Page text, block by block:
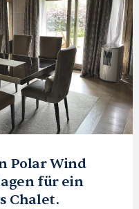
Polar Wind
für ein
Chalet.